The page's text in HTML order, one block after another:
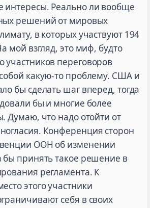
интересы. Реально ли вообще
решений от мировых
в которых участвуют 194
мой взгляд, это миф, будто
участников переговоров
какую-то проблему. США и
бы сделать шаг вперед, тогда
бы и многие более
Думаю, что надо отойти от
Конференция сторон
ООН об изменении
бы принять такое решение в
регламента. К
этого участники
себя в своих